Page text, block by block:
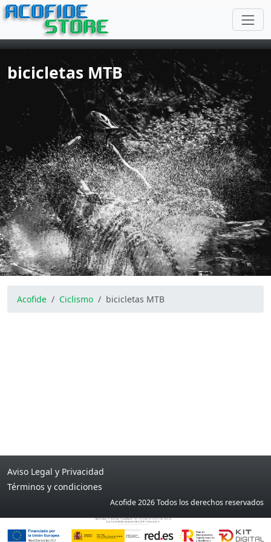
ACOFIDE
STORE
bicicletas MTB
Acofide Ciclismo bicicletas MTB
Aviso Legal y Privacidad
Términos y condiciones
Acofide 2026 Todos los derechos reservados